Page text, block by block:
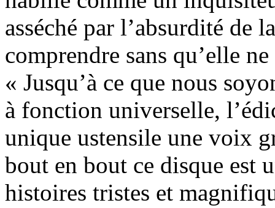
asséché par l’absurdité de
comprendre sans qu’elle
« Jusqu’à ce que nous
à fonction universelle,
unique ustensile une voix
bout en bout ce disque est
histoires tristes et